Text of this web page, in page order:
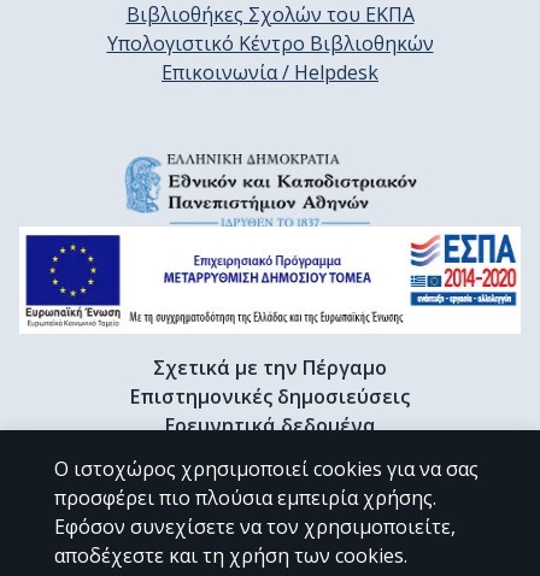
Βιβλιοθήκες Σχολών του ΕΚΠΑ
Υπολογιστικό Κέντρο Βιβλιοθηκών
Επικοινωνία / Helpdesk
Σχετικά με την Πέργαμο
Επιστημονικές δημοσιεύσεις
Ερευνητικά δεδομένα
Διδακτορικές διατριβές & Γκρίζα βιβλιογραφία
Προφίλ Ερευνητή
Ο ιστοχώρος χρησιμοποιεί cookies για να σας
προσφέρει πιο πλούσια εμπειρία χρήσης.
Εφόσον συνεχίσετε να τον χρησιμοποιείτε,
αποδέχεστε και τη χρήση των cookies.